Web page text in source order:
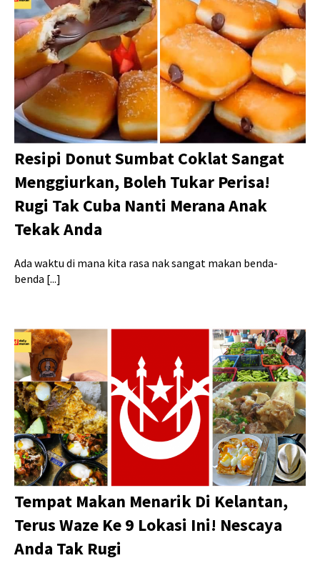
Resipi Donut Sumbat Coklat Sangat
Menggiurkan, Boleh Tukar Perisa!
Rugi Tak Cuba Nanti Merana Anak
Tekak Anda
Ada waktu di mana kita rasa nak sangat makan benda-
benda [...]
Tempat Makan Menarik Di Kelantan,
Terus Waze Ke 9 Lokasi Ini! Nescaya
Anda Tak Rugi